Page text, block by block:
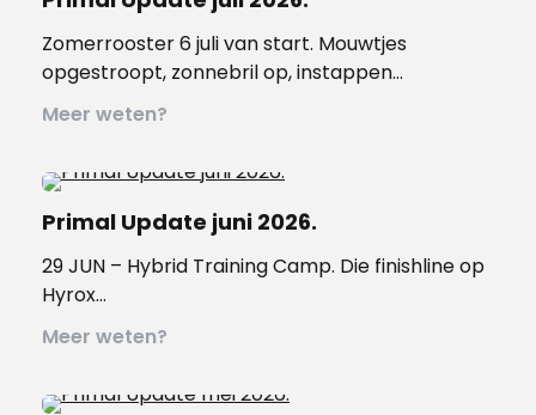
Zomerrooster 6 juli van start. Mouwtjes
opgestroopt, zonnebril op, instappen…
Meer weten?
Primal Update juni 2026.
29 JUN – Hybrid Training Camp. Die finishline op
Hyrox…
Meer weten?